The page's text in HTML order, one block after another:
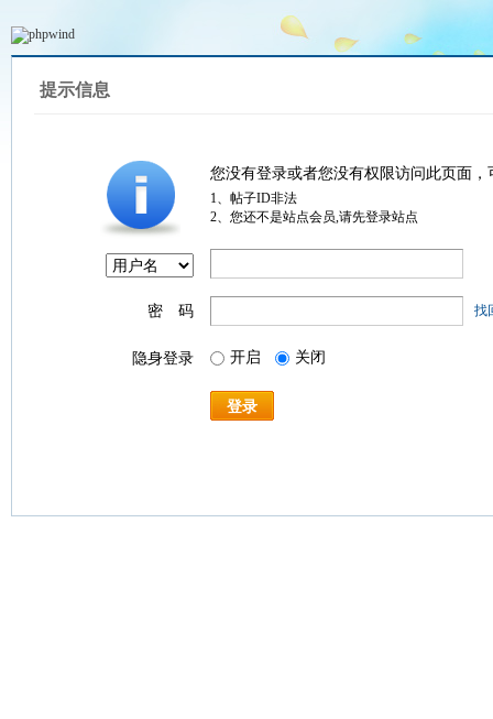
提示信息
您没有登录或者您没有权限访问此页面
1、帖子ID非法
2、您还不是站点会员,请先登录站点
密 码 找
隐身登录 开启 关闭
登录